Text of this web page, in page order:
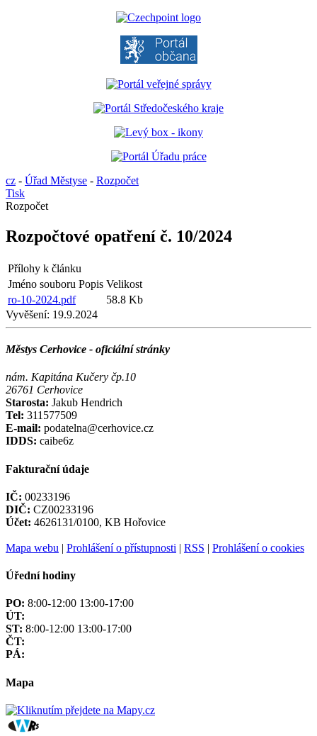
cz - Úřad Městyse - Rozpočet
Tisk
Rozpočet
Rozpočtové opatření č. 10/2024
Přílohy k článku
Jméno souboru Popis Velikost
ro-10-2024.pdf
58.8 Kb
Vyvěšení: 19.9.2024
Městys Cerhovice - oficiální stránky
nám. Kapitána Kučery čp.10
26761 Cerhovice
Starosta: Jakub Hendrich
Tel: 311577509
E-mail: podatelna@cerhovice.cz
IDDS: caibe6z
Fakturační údaje
IČ: 00233196
DIČ: CZ00233196
Účet: 4626131/0100, KB Hořovice
Mapa webu | Prohlášení o přístupnosti | RSS | Prohlášení o cookies
Úřední hodiny
PO: 8:00-12:00 13:00-17:00
ÚT:
ST: 8:00-12:00 13:00-17:00
ČT:
PÁ:
Mapa